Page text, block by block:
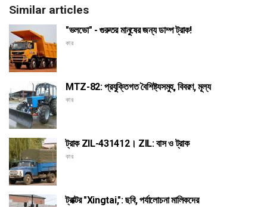
Similar articles
"ভলভো" - গুরুতর মানুষের জন্য ডাম্প ট্রাক!
কার
MTZ-82: প্রযুক্তিগত বৈশিষ্ট্যসমুহ, বিবরণ, মূল্য
কার
ট্রাক ZIL-431412। ZIL: বাস ও ট্রাক
কার
ট্রাক্টর "Xingtai,": ছবি, পর্যালোচনা মালিকদের